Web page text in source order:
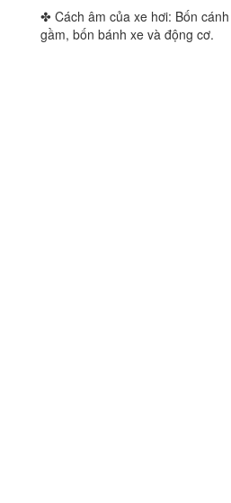
✤ Cách âm của xe hơi: Bốn
gầm, bốn bánh xe và động cơ.